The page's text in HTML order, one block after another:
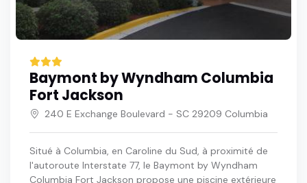
Baymont by Wyndham Columbia
Fort Jackson
240 E Exchange Boulevard - SC 29209 Columbia
Situé à Columbia, en Caroline du Sud, à proximité de
l'autoroute Interstate 77, le Baymont by Wyndham
Columbia Fort Jackson propose une piscine extérieure